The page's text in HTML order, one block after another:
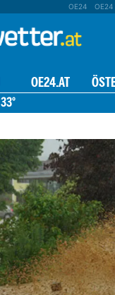
OE24 OE24
OE24.AT
33°